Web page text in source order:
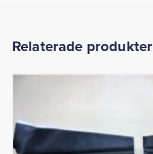
Relaterade produkter